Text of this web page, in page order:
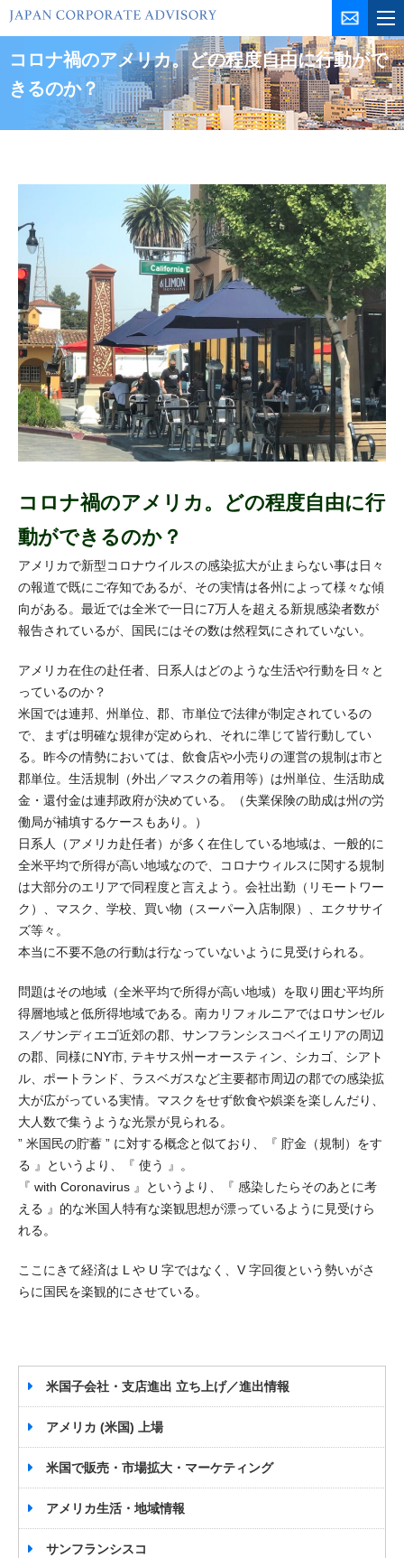
コ
コロナ禍のアメリカ。どの程度自由に行動がで
きるのか？
コロナ禍のアメリカ。どの程度自由に行
動ができるのか？
アメリカで新型コロナウイルスの感染拡大が止まらない事は日々
の報道で既にご存知であるが、その実情は各州によって様々な傾
向がある。最近では全米で一日に7万人を超える新規感染者数が
報告されているが、国民にはその数は然程気にされていない。
アメリカ在住の赴任者、日系人はどのような生活や行動を日々と
っているのか？
米国では連邦、州単位、郡、市単位で法律が制定されているの
で、まずは明確な規律が定められ、それに準じて皆行動してい
る。昨今の情勢においては、飲食店や小売りの運営の規制は市と
郡単位。生活規制（外出／マスクの着用等）は州単位、生活助成
金・還付金は連邦政府が決めている。（失業保険の助成は州の労
働局が補填するケースもあり。）
日系人（アメリカ赴任者）が多く在住している地域は、一般的に
全米平均で所得が高い地域なので、コロナウィルスに関する規制
は大部分のエリアで同程度と言えよう。会社出勤（リモートワー
ク）、マスク、学校、買い物（スーパー入店制限）、エクササイ
ズ等々。
本当に不要不急の行動は行なっていないように見受けられる。
問題はその地域（全米平均で所得が高い地域）を取り囲む平均所
得層地域と低所得地域である。南カリフォルニアではロサンゼル
ス／サンディエゴ近郊の郡、サンフランシスコベイエリアの周辺
の郡、同様にNY市, テキサス州ーオースティン、シカゴ、シアト
ル、ポートランド、ラスベガスなど主要都市周辺の郡での感染拡
大が広がっている実情。マスクをせず飲食や娯楽を楽しんだり、
大人数で集うような光景が見られる。
” 米国民の貯蓄 ” に対する概念と似ており、『 貯金（規制）をす
る 』というより、『 使う 』。
『 with Coronavirus 』というより、『 感染したらそのあとに考
える 』的な米国人特有な楽観思想が漂っているように見受けら
れる。
ここにきて経済は L や U 字ではなく、V 字回復という勢いがさ
らに国民を楽観的にさせている。
米国子会社・支店進出 立ち上げ／進出情報
アメリカ (米国) 上場
米国で販売・市場拡大・マーケティング
アメリカ生活・地域情報
サンフランシスコ